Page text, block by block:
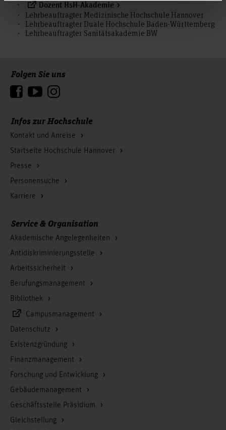
Dozent HsH-Akademie
Lehrbeauftragter Medizinische Hochschule Hannover
Lehrbeauftragter Duale Hochschule Baden-Württemberg
Lehrbeauftragter Sanitätsakademie BW
Infos zur Hochschule
Kontakt und Anreise
Startseite Hochschule Hannover
Presse
Personensuche
Karriere
Folgen Sie uns
Service & Organisation
Akademische Angelegenheiten
Antidiskriminierungsstelle
Arbeitssicherheit
Berufungsmanagement
Bibliothek
Campusmanagement
Datenschutz
Existenzgründung
Finanzmanagement
Forschung und Entwicklung
Gebäudemanagement
Geschäftsstelle Präsidium
Gleichstellung